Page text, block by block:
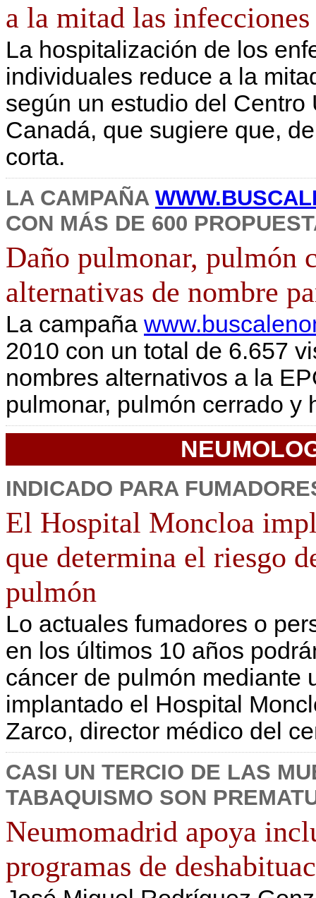
a la mitad las
La hospitalización de los
individuales reduce a la
según un estudio del
Canadá, que sugiere que,
corta.
LA CAMPAÑA
CON MÁS DE 600
Daño pulmonar, pulmón
alternativas de nombre
La campaña
2010 con un total de 6.657
nombres alternativos a la
pulmonar, pulmón cerrado y
INDICADO PARA
El Hospital Moncloa
que determina el riesgo
pulmón
Lo actuales fumadores o
en los últimos 10 años
cáncer de pulmón mediante
implantado el Hospital
Zarco, director médico del
CASI UN TERCIO DE LAS
TABAQUISMO SON
Neumomadrid apoya
programas de